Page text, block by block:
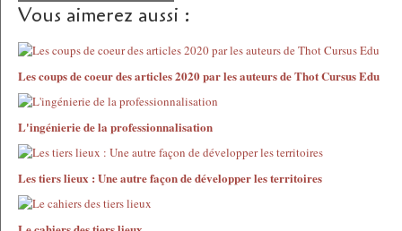
Vous aimerez aussi :
Les coups de coeur des articles 2020 par les auteurs de Thot Cursus Edu
L'ingénierie de la professionnalisation
Les tiers lieux : Une autre façon de développer les territoires